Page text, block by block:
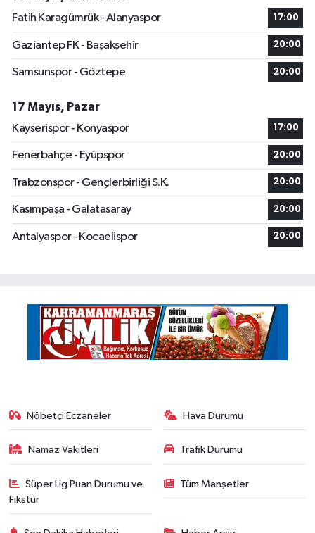
Fatih Karagümrük - Alanyaspor
17:00
Gaziantep FK - Başakşehir 20:00
Samsunspor - Göztepe 20:00
17 Mayıs, Pazar
Kayserispor - Konyaspor
17:00
Fenerbahçe - Eyüpspor 20:00
Trabzonspor - Gençlerbirliği S.K. 20:00
Kasımpaşa - Galatasaray 20:00
Antalyaspor - Kocaelispor 20:00
Nöbetçi Eczaneler Hava Durumu
Namaz Vakitleri Trafik Durumu
Süper Lig Puan Durumu ve
Fikstür
Tüm Manşetler